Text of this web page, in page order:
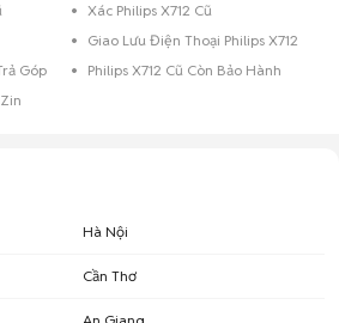
Xác Philips X712 Cũ
Giao Lưu Điện Thoại Philips X712
Góp
Philips X712 Cũ Còn Bảo Hành
Hà Nội
Cần Thơ